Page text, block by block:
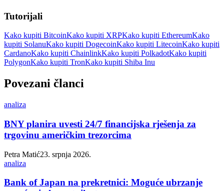
Tutorijali
Kako kupiti BitcoinKako kupiti XRPKako kupiti EthereumKako
kupiti SolanuKako kupiti DogecoinKako kupiti LitecoinKako kupiti
CardanoKako kupiti ChainlinkKako kupiti PolkadotKako kupiti
PolygonKako kupiti TronKako kupiti Shiba Inu
Povezani članci
analiza
BNY planira uvesti 24/7 financijska rješenja za
trgovinu američkim trezorcima
Petra Matić23. srpnja 2026.
analiza
Bank of Japan na prekretnici: Moguće ubrzanje